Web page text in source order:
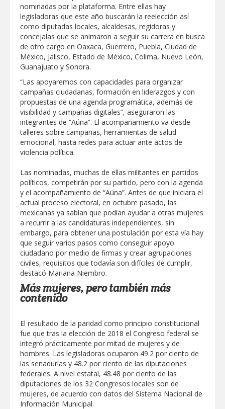
nominadas por la plataforma. Entre ellas hay
legisladoras que este año buscarán la reelección así
como diputadas locales, alcaldesas, regidoras y
concejalas que se animaron a seguir su carrera en busca
de otro cargo en Oaxaca, Guerrero, Puebla, Ciudad de
México, Jalisco, Estado de México, Colima, Nuevo León,
Guanajuato y Sonora.
“Las apoyaremos con capacidades para organizar
campañas ciudadanas, formación en liderazgos y con
propuestas de una agenda programática, además de
visibilidad y campañas digitales”, aseguraron las
integrantes de “Aúna”. El acompañamiento va desde
talleres sobre campañas, herramientas de salud
emocional, hasta redes para actuar ante actos de
violencia política.
Las nominadas, muchas de ellas militantes en partidos
políticos, competirán por su partido, pero con la agenda
y el acompañamiento de “Aúna”. Antes de que iniciara el
actual proceso electoral, en octubre pasado, las
mexicanas ya sabían que podían ayudar a otras mujeres
a recurrir a las candidaturas independientes, sin
embargo, para obtener una postulación por esta vía hay
que seguir varios pasos como conseguir apoyo
ciudadano por medio de firmas y crear agrupaciones
civiles, requisitos que todavía son difíciles de cumplir,
destacó Mariana Niembro.
Más mujeres, pero también más
contenido
El resultado de la paridad como principio constitucional
fue que tras la elección de 2018 el Congreso federal se
integró prácticamente por mitad de mujeres y de
hombres. Las legisladoras ocuparon 49.2 por ciento de
las senadurías y 48.2 por ciento de las diputaciones
federales. A nivel estatal, 48.48 por ciento de las
diputaciones de los 32 Congresos locales son de
mujeres, de acuerdo con datos del Sistema Nacional de
Información Municipal.